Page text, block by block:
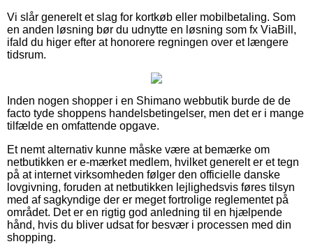
Vi slår generelt et slag for kortkøb eller mobilbetaling. Som
en anden løsning bør du udnytte en løsning som fx ViaBill,
ifald du higer efter at honorere regningen over et længere
tidsrum.
Inden nogen shopper i en Shimano webbutik burde de de
facto tyde shoppens handelsbetingelser, men det er i mange
tilfælde en omfattende opgave.
Et nemt alternativ kunne måske være at bemærke om
netbutikken er e-mærket medlem, hvilket generelt er et tegn
på at internet virksomheden følger den officielle danske
lovgivning, foruden at netbutikken lejlighedsvis føres tilsyn
med af sagkyndige der er meget fortrolige reglementet på
området. Det er en rigtig god anledning til en hjælpende
hånd, hvis du bliver udsat for besvær i processen med din
shopping.